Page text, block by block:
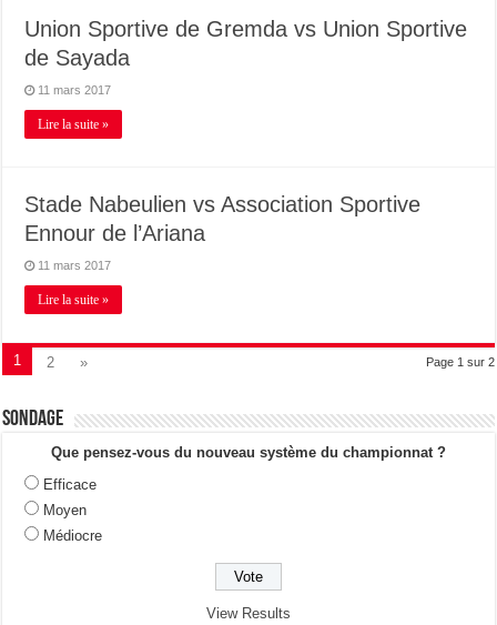
Union Sportive de Gremda vs Union Sportive
de Sayada
11 mars 2017
Lire la suite »
Stade Nabeulien vs Association Sportive
Ennour de l’Ariana
11 mars 2017
Lire la suite »
Page 1 sur 2
1 2 »
Sondage
Que pensez-vous du nouveau système du championnat ?
Efficace
Moyen
Médiocre
View Results